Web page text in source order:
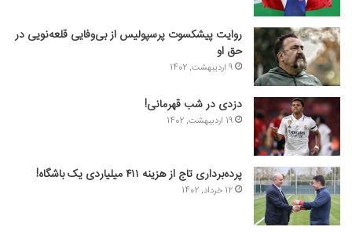
روایت پیشکسوت پرسپولیس از بی‌وفایی قلعه‌نویی در
حق او
9 اردیبهشت, 1402
دزدی در شب قهرمانی!
19 اردیبهشت, 1402
پرده‌برداری تاج از هزینه ۴۱۱ میلیاردی یک باشگاه!
12 خرداد, 1402